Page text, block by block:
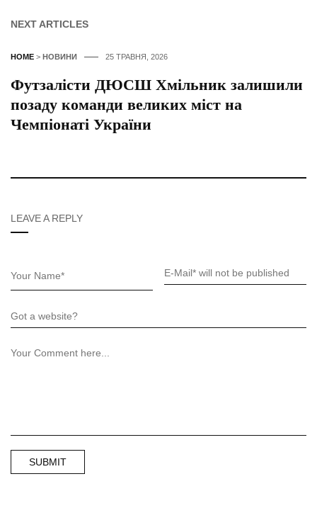
NEXT ARTICLES
HOME > НОВИНИ 25 ТРАВНЯ, 2026
Футзалісти ДЮСШ Хмільник залишили
позаду команди великих міст на
Чемпіонаті України
LEAVE A REPLY